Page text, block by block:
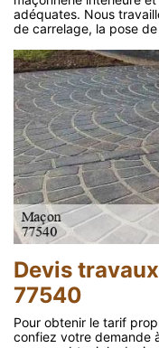
adéquates. Nous
de carrelage, la pose
Devis
77540
Pour obtenir le tarif
confiez votre demande